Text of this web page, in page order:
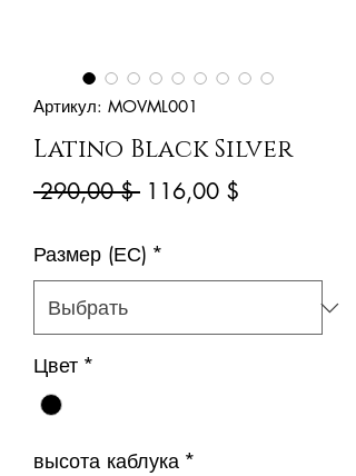
Артикул: MOVML001
Latino Black Silver
290,00 $ Обычная
116,00 $
Размер (ЕС) *
Цвет *
высота каблука *